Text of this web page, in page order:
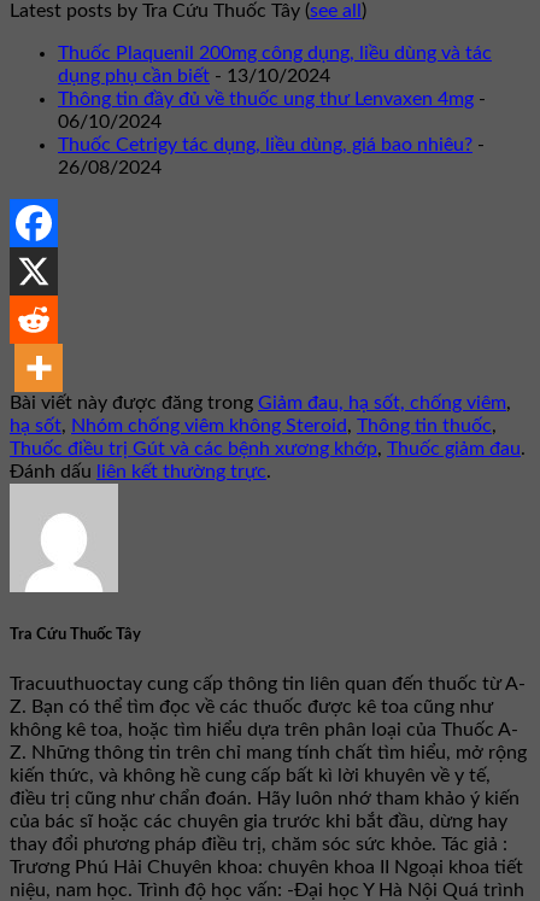
Latest posts by Tra Cứu Thuốc Tây (see all )
Thuốc Plaquenil 200mg công dụng, liều dùng và tác
dụng phụ cần biết - 13/10/2024
Thông tin đầy đủ về thuốc ung thư Lenvaxen 4mg -
06/10/2024
Thuốc Cetrigy tác dụng, liều dùng, giá bao nhiêu? -
26/08/2024
Bài viết này được đăng trong Giảm đau, hạ sốt, chống viêm,
hạ sốt, Nhóm chống viêm không Steroid, Thông tin thuốc,
Thuốc điều trị Gút và các bệnh xương khớp, Thuốc giảm đau.
Đánh dấu
liên kết thường trực.
Tra Cứu Thuốc Tây
Tracuuthuoctay cung cấp thông tin liên quan đến thuốc từ A-
Z. Bạn có thể tìm đọc về các thuốc được kê toa cũng như
không kê toa, hoặc tìm hiểu dựa trên phân loại của Thuốc A-
Z. Những thông tin trên chỉ mang tính chất tìm hiểu, mở rộng
kiến thức, và không hề cung cấp bất kì lời khuyên về y tế,
điều trị cũng như chẩn đoán. Hãy luôn nhớ tham khảo ý kiến
của bác sĩ hoặc các chuyên gia trước khi bắt đầu, dừng hay
thay đổi phương pháp điều trị, chăm sóc sức khỏe. Tác giả :
Trương Phú Hải Chuyên khoa: chuyên khoa II Ngoại khoa tiết
niệu, nam học. Trình độ học vấn: -Đại học Y Hà Nội Quá trình